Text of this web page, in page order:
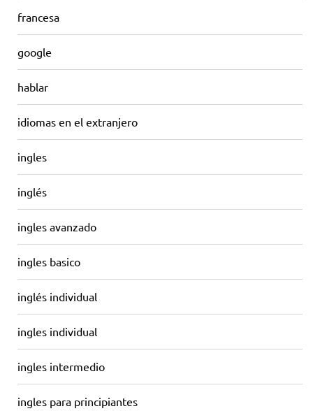
francesa
google
hablar
idiomas en el extranjero
ingles
inglés
ingles avanzado
ingles basico
inglés individual
ingles individual
ingles intermedio
ingles para principiantes